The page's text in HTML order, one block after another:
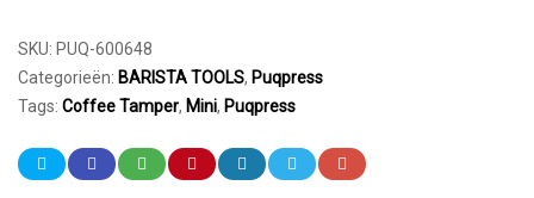
SKU: PUQ-600648
Categorieën: BARISTA TOOLS, Puqpress
Tags: Coffee Tamper, Mini, Puqpress